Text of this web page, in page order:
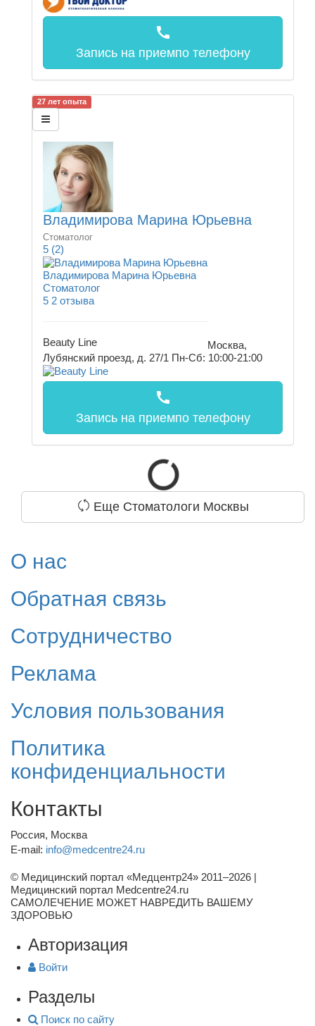
call
Запись на приемпо телефону
27 лет опыта
Владимирова Марина Юрьевна
Стоматолог
5 (2)
Владимирова Марина Юрьевна
Стоматолог
5 2 отзыва
Beauty Line
Москва,
Лубянский проезд, д. 27/1 Пн-Сб: 10:00-21:00
call
Запись на приемпо телефону
Еще Стоматологи Москвы
О нас
Обратная связь
Сотрудничество
Реклама
Условия пользования
Политика
конфиденциальности
Контакты
Россия, Москва
E-mail: info@medcentre24.ru
© Медицинский портал «Медцентр24» 2011–2026 |
Медицинский портал Medcentre24.ru
САМОЛЕЧЕНИЕ МОЖЕТ НАВРЕДИТЬ ВАШЕМУ
ЗДОРОВЬЮ
Авторизация
Войти
Разделы
Поиск по сайту